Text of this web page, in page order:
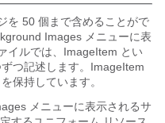
を 50 個まで含めることがで
Images メニューに表
イルでは、ImageItem とい
つ記述します。ImageItem
保持しています。
メニューに表示されるサ